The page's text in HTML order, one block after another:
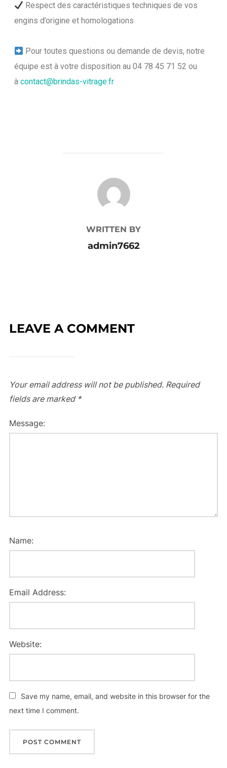
Respect des caractéristiques techniques de vos
engins d’origine et homologations
Pour toutes questions ou demande de devis, notre
équipe est à votre disposition au 04 78 45 71 52 ou
à contact@brindas-vitrage.fr
POST AUTHOR
WRITTEN BY
admin7662
LEAVE A COMMENT
Your email address will not be published. Required
fields are marked *
Message:
Name:
Email Address:
Website:
Save my name, email, and website in this browser for the
next time I comment.